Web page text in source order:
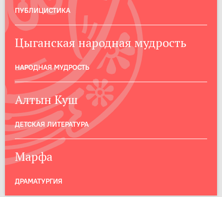
ПУБЛИЦИСТИКА
Цыганская народная мудрость
НАРОДНАЯ МУДРОСТЬ
Алтын Куш
ДЕТСКАЯ ЛИТЕРАТУРА
Марфа
ДРАМАТУРГИЯ